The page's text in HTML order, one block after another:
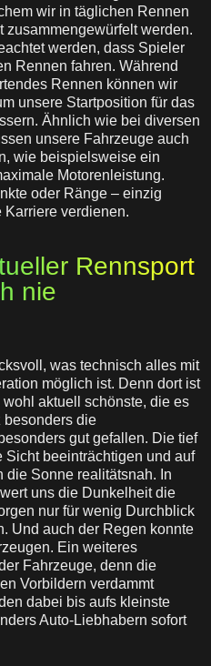
wir in täglichen Rennen
werden.
werden, dass Spieler
Rennen fahren. Während
Rennen können wir
unsere Startposition für das
Ähnlich wie bei diversen
unsere Fahrzeuge auch
wie beispielsweise ein
Motorenleistung.
oder Ränge – einzig
Karriere verdienen.
Rennsport
nie
was technisch alles mit
möglich ist. Denn dort ist
aktuell schönste, die es
besonders die
gut gefallen. Die tief
beeinträchtigen und auf
die Sonne realitätsnah. In
uns die Dunkelheit die
nur für wenig Durchblick
Und auch der Regen konnte
Ein weiteres
Fahrzeuge, denn die
Vorbildern verdammt
dabei bis aufs kleinste
Auto-Liebhabern sofort